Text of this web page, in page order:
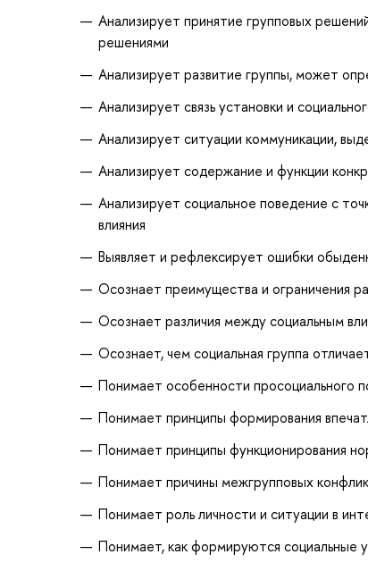
Анализирует принятие групповых
решениями
Анализирует развитие группы, может
Анализирует связь установки и
Анализирует ситуации коммуникации,
Анализирует содержание и функции
Анализирует социальное поведение с
влияния
Выявляет и рефлексирует ошибки
Осознает преимущества и ограничения
Осознает различия между социальным
Осознает, чем социальная группа
Понимает особенности просоциального
Понимает принципы формирования
Понимает принципы функционирования
Понимает причины межгрупповых
Понимает роль личности и ситуации в
Понимает, как формируются социальные